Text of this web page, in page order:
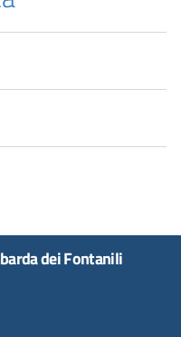
dei Fontanili